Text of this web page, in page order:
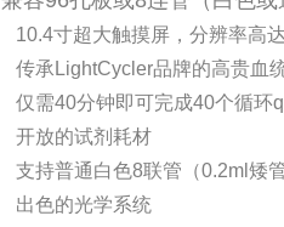
10.4寸超大触摸屏，分辨率高
传承LightCycler品牌的高贵血
仅需40分钟即可完成40个循环
开放的试剂耗材
支持普通白色8联管（0.2ml矮
出色的光学系统